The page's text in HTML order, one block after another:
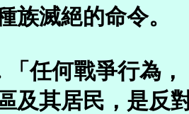
族滅絕的命令。
「任何戰爭行為
及其居民，是反